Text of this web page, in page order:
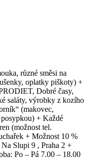
různé směsi na
oplatky piškoty) +
Dobré časy,
saláty, výrobky z kozího
(makovec,
+ Každé
(možnost tel.
+ Možnost 10 %
Slupi 9 , Praha 2 +
Po – Pá 7.00 – 18.00